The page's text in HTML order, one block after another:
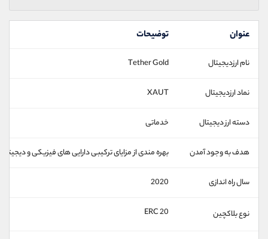
عنوان توضیحات
نام ارزدیجیتال Tether Gold
نماد ارزدیجیتال XAUT
دسته ارز دیجیتال خدماتی
هدف به وجود آمدن بهره مندی از مزایای ترکیبی دارایی های فیزیکی و
سال راه اندازی 2020
نوع بلاکچین ERC 20